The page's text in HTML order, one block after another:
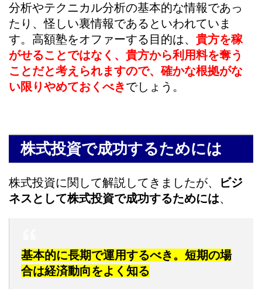
分析やテクニカル分析の基本的な情報であっ
たり、怪しい裏情報であるといわれていま
す。高額塾をオファーする目的は、 貴方を稼
がせることではなく、貴方から利用料を奪う
ことだと考えられますので、確かな根拠がな
い限りやめておくべきでしょう。
株式投資で成功するためには
株式投資に関して解説してきましたが、
ビジ
ネスとして株式投資で成功するためには、
基本的に長期で運用するべき。短期の場
合は経済動向をよく知る